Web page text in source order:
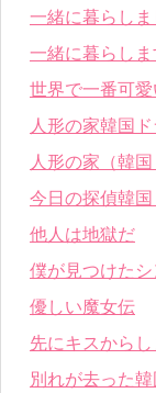
一緒に暮らし
一緒に暮らし
世界で一番可
人形の家韓国
人形の家（韓
今日の探偵韓国
他人は地獄だ
僕が見つけた
優しい魔女伝
先にキスから
別れが去った